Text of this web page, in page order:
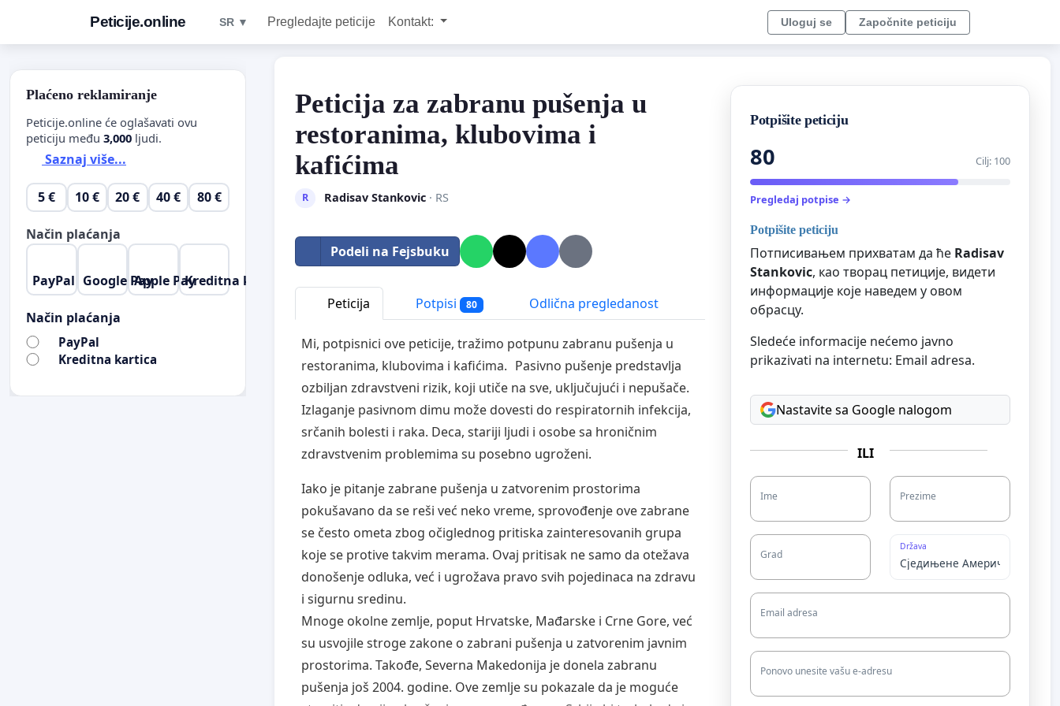
Peticije.online SR ▼ Pregledajte peticije Kontakt: Uloguj se Započnite peticiju
Peticija za zabranu pušenja u
restoranima, klubovima i
kafićima
R Radisav Stankovic· RS
Podeli na Fejsbuku
Peticija Potpisi 80 Odlična pregledanost
Mi, potpisnici ove peticije, tražimo potpunu zabranu pušenja u
restoranima, klubovima i kafićima. Pasivno pušenje predstavlja
ozbiljan zdravstveni rizik, koji utiče na sve, uključujući i nepušače.
Izlaganje pasivnom dimu može dovesti do respiratornih infekcija,
srčanih bolesti i raka. Deca, stariji ljudi i osobe sa hroničnim
zdravstvenim problemima su posebno ugroženi.
Iako je pitanje zabrane pušenja u zatvorenim prostorima
pokušavano da se reši već neko vreme, sprovođenje ove zabrane
se često ometa zbog očiglednog pritiska zainteresovanih grupa
koje se protive takvim merama. Ovaj pritisak ne samo da otežava
donošenje odluka, već i ugrožava pravo svih pojedinaca na zdravu
i sigurnu sredinu.
Mnoge okolne zemlje, poput Hrvatske, Mađarske i Crne Gore, već
su usvojile stroge zakone o zabrani pušenja u zatvorenim javnim
prostorima. Takođe, Severna Makedonija je donela zabranu
pušenja još 2004. godine. Ove zemlje su pokazale da je moguće
Potpišite peticiju
80 Cilj: 100
Pregledaj potpise →
Potpišite peticiju
Потписивањем прихватам да ће Radisav
Stankovic, као творац петиције, видети
информације које наведем у овом
обрасцу.
Sledeće informacije nećemo javno
prikazivati na internetu: Email adresa.
Nastavite sa Google nalogom
ILI
Ime Prezime
Grad
Država
Email adresa
Ponovo unesite vašu e-adresu
Plaćeno reklamiranje
Peticije.online će oglašavati ovu
peticiju među 3,000 ljudi.
Saznaj više...
5 € 10 € 20 € 40 € 80 €
Način plaćanja
PayPal Google PayApple PayKreditna kartica
Način plaćanja
PayPal
Kreditna kartica